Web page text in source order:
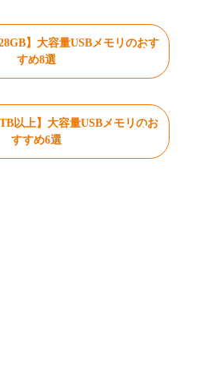
】大容量USBメモリのおす
すめ8選
以上】大容量USBメモリのお
すすめ6選